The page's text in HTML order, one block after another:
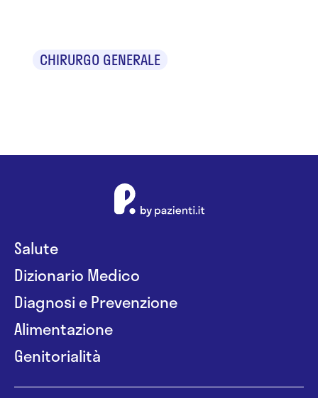
CHIRURGO GENERALE
Salute
Dizionario Medico
Diagnosi e Prevenzione
Alimentazione
Genitorialità